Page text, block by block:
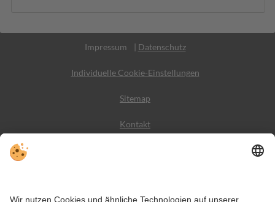
Impressum
| Datenschutz
Individuelle Cookie-Einstellungen
Sitemap
Kontakt